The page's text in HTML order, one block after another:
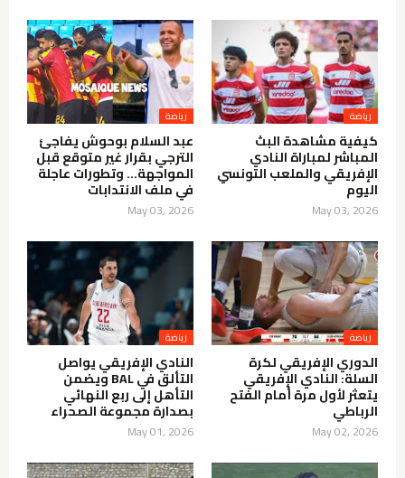
كيفية مشاهدة البث
المباشر لمباراة النادي
الإفريقي والملعب التونسي
اليوم
May 03, 2026
عبد السلام بوحوش يفاجئ
الترجي بقرار غير متوقع قبل
المواجهة… وتطورات عاجلة
في ملف الانتدابات
May 03, 2026
الدوري الإفريقي لكرة
السلة: النادي الإفريقي
يتعثر لأول مرة أمام الفتح
الرباطي
May 02, 2026
النادي الإفريقي يواصل
التألق في BAL ويضمن
التأهل إلى ربع النهائي
بصدارة مجموعة الصحراء
May 01, 2026